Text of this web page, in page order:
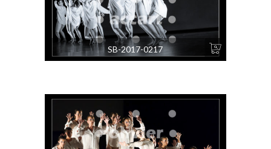
SB-2017-0217